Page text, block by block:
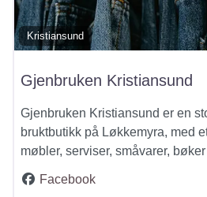
Kristiansund
Gjenbruken Kristiansund
Gjenbruken Kristiansund er en
bruktbutikk på Løkkemyra, med
møbler, serviser, småvarer,
Facebook